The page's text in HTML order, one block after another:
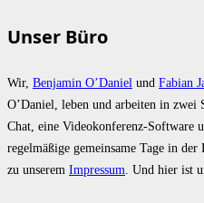
Unser Büro
Wir, Benjamin O’Daniel und Fabian
O’Daniel, leben und arbeiten in zwei
Chat, eine Videokonferenz-Software
regelmäßige gemeinsame Tage in
zu unserem Impressum . Und hier ist